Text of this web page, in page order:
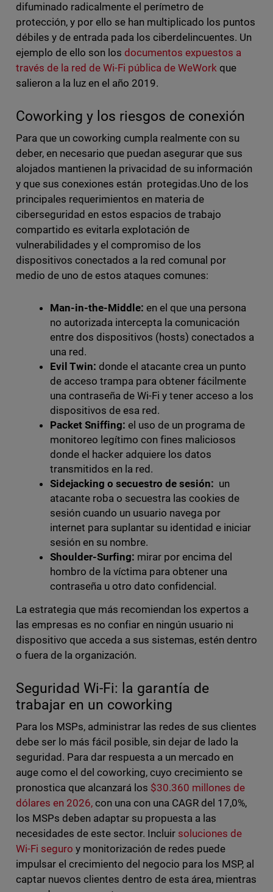
difuminado radicalmente el perímetro de
protección, y por ello se han multiplicado los puntos
débiles y de entrada pada los ciberdelincuentes. Un
ejemplo de ello son los documentos expuestos a
través de la red de Wi-Fi pública de WeWork que
salieron a la luz en el año 2019.
Coworking y los riesgos de conexión
Para que un coworking cumpla realmente con su
deber, en necesario que puedan asegurar que sus
alojados mantienen la privacidad de su información
y que sus conexiones están protegidas.Uno de los
principales requerimientos en materia de
ciberseguridad en estos espacios de trabajo
compartido es evitarla explotación de
vulnerabilidades y el compromiso de los
dispositivos conectados a la red comunal por
medio de uno de estos ataques comunes:
Man-in-the-Middle: en el que una persona
no autorizada intercepta la comunicación
entre dos dispositivos (hosts) conectados a
una red.
Evil Twin: donde el atacante crea un punto
de acceso trampa para obtener fácilmente
una contraseña de Wi-Fi y tener acceso a los
dispositivos de esa red.
Packet Sniffing: el uso de un programa de
monitoreo legítimo con fines maliciosos
donde el hacker adquiere los datos
transmitidos en la red.
Sidejacking o secuestro de sesión: un
atacante roba o secuestra las cookies de
sesión cuando un usuario navega por
internet para suplantar su identidad e iniciar
sesión en su nombre.
Shoulder-Surfing: mirar por encima del
hombro de la víctima para obtener una
contraseña u otro dato confidencial.
La estrategia que más recomiendan los expertos a
las empresas es no confiar en ningún usuario ni
dispositivo que acceda a sus sistemas, estén dentro
o fuera de la organización.
Seguridad Wi-Fi: la garantía de
trabajar en un coworking
Para los MSPs, administrar las redes de sus clientes
debe ser lo más fácil posible, sin dejar de lado la
seguridad. Para dar respuesta a un mercado en
auge como el del coworking, cuyo crecimiento se
pronostica que alcanzará los $30.360 millones de
dólares en 2026,con una con una CAGR del 17,0%,
los MSPs deben adaptar su propuesta a las
necesidades de este sector. Incluir soluciones de
Wi-Fi seguro y monitorización de redes puede
impulsar el crecimiento del negocio para los MSP, al
captar nuevos clientes dentro de esta área, mientras